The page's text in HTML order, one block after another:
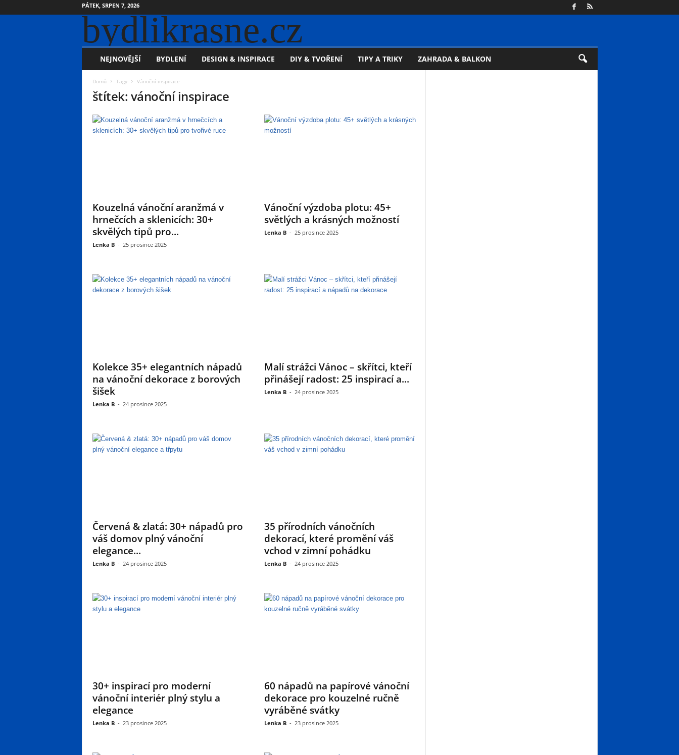
PÁTEK, SRPEN 7, 2026
bydlikrasne.cz
NEJNOVĚJŠÍ BYDLENÍ DESIGN & INSPIRACE DIY & TVOŘENÍ TIPY A TRIKY ZAHRADA & BALKON
Domů Tagy Vánoční inspirace
štítek: vánoční inspirace
Kouzelná vánoční aranžmá v
hrnečcích a sklenicích: 30+
skvělých tipů pro...
Lenka B - 25 prosince 2025
Vánoční výzdoba plotu: 45+
světlých a krásných možností
Lenka B - 25 prosince 2025
Kolekce 35+ elegantních nápadů
na vánoční dekorace z borových
šišek
Lenka B - 24 prosince 2025
Malí strážci Vánoc – skřítci, kteří
přinášejí radost: 25 inspirací a...
Lenka B - 24 prosince 2025
Červená & zlatá: 30+ nápadů pro
váš domov plný vánoční
elegance...
Lenka B - 24 prosince 2025
35 přírodních vánočních
dekorací, které promění váš
vchod v zimní pohádku
Lenka B - 24 prosince 2025
30+ inspirací pro moderní
vánoční interiér plný stylu a
elegance
Lenka B - 23 prosince 2025
60 nápadů na papírové vánoční
dekorace pro kouzelné ručně
vyráběné svátky
Lenka B - 23 prosince 2025